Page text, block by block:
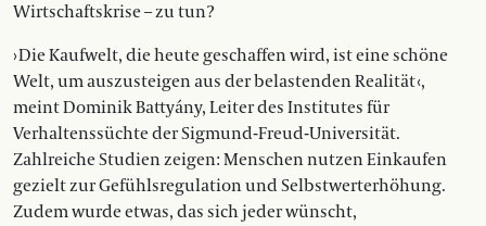
Wirtschaftskrise – zu tun?
› Die Kaufwelt, die heute geschaffen wird, ist eine schöne
Welt, um auszusteigen aus der belastenden Realität ‹,
meint Dominik Battyány, Leiter des Institutes für
Verhaltenssüchte der Sigmund-Freud-Universität.
Zahlreiche Studien zeigen: Menschen nutzen Einkaufen
gezielt zur Gefühlsregulation und Selbst­­werterhöhung.
Zudem wurde etwas, das sich jeder wünscht,